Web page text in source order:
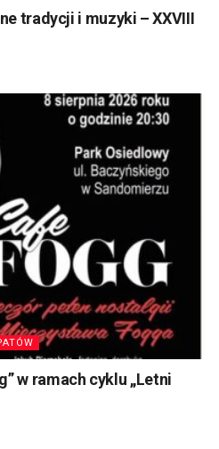
tradycji i muzyki – XXVIII
w ramach cyklu „Letni